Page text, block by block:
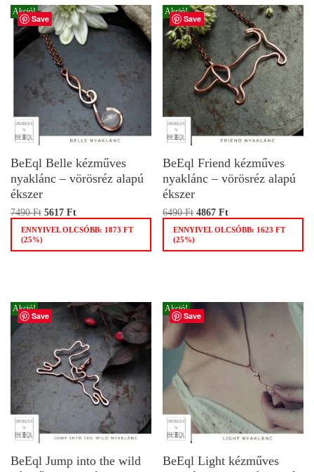
Save
Akció!
BeEql Belle kézműves
nyaklánc – vörösréz alapú
ékszer
7490Ft 5617 Ft
ENNYIVEL OLCSÓBB: 1873 FT
(25%)
Save
Akció!
BeEql Friend kézműves
nyaklánc – vörösréz alapú
ékszer
6490Ft 4867Ft
ENNYIVEL OLCSÓBB: 1623FT
(25%)
Save
Akció!
BeEql Jump into the wild
Save
Akció!
BeEql Light kézműves